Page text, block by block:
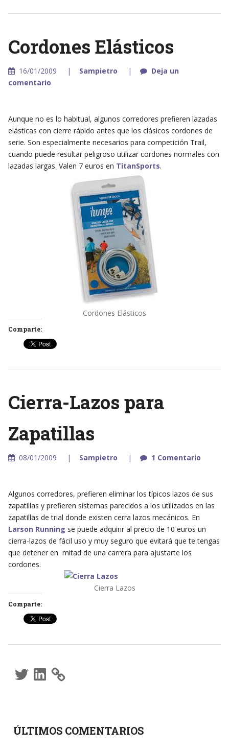
Cordones Elásticos
16/01/2009 Sampietro
Deja un
comentario
Aunque no es lo habitual, algunos corredores prefieren lazadas
elásticas con cierre rápido antes que los clásicos cordones de
serie. Son especialmente necesarios para competición Trail,
cuando puede resultar peligroso utilizar cordones normales con
lazadas largas. Valen 7 euros en TitanSports.
Cordones Elásticos
Comparte:
Cierra-Lazos para
Zapatillas
08/01/2009 Sampietro 1 Comentario
Algunos corredores, prefieren eliminar los típicos lazos de sus
zapatillas y prefieren sistemas parecidos a los utilizados en las
zapatillas de trial donde existen cerra lazos mecánicos. En
Larson Running se puede adquirir al precio de 10 euros un
cierra-lazos de fácil uso y muy seguro que evitará que te tengas
que detener en mitad de una carrera para ajustarte los
cordones.
Cierra Lazos
Comparte:
TwitterLinkedIn
ÚLTIMOS COMENTARIOS